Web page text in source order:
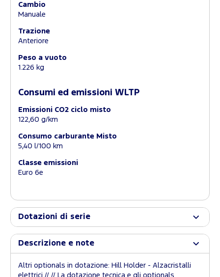
Cambio
Manuale
Trazione
Anteriore
Peso a vuoto
1.226 kg
Consumi ed emissioni WLTP
Emissioni CO2 ciclo misto
122,60 g/km
Consumo carburante Misto
5,40 l/100 km
Classe emissioni
Euro 6e
Dotazioni di serie
Descrizione e note
Altri optionals in dotazione: Hill Holder - Alzacristalli
elettrici // // La dotazione tecnica e gli optionals